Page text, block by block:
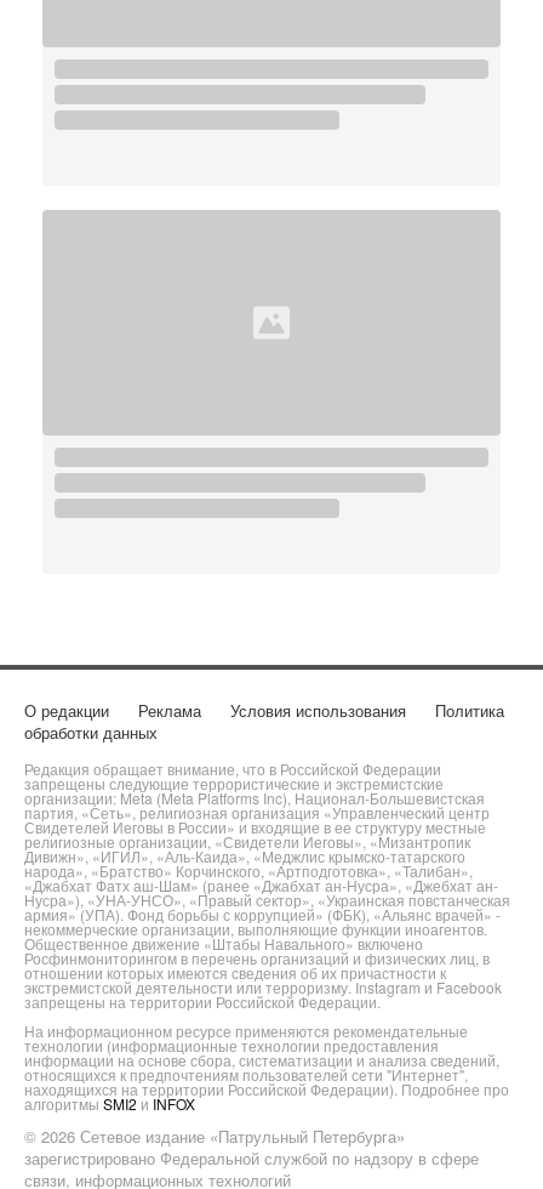
О редакции Реклама Условия использования
Политика
обработки данных
Редакция обращает внимание, что в Российской Федерации
запрещены следующие террористические и экстремистские
организации: Meta (Meta Platforms Inc), Национал-Большевистская
партия, «Сеть», религиозная организация «Управленческий центр
Свидетелей Иеговы в России» и входящие в ее структуру местные
религиозные организации, «Свидетели Иеговы», «Мизантропик
Дивижн», «ИГИЛ», «Аль-Каида», «Меджлис крымско-татарского
народа», «Братство» Корчинского, «Артподготовка», «Талибан»,
«Джабхат Фатх аш-Шам» (ранее «Джабхат ан-Нусра», «Джебхат ан-
Нусра»), «УНА-УНСО», «Правый сектор», «Украинская повстанческая
армия» (УПА). Фонд борьбы с коррупцией» (ФБК), «Альянс врачей» -
некоммерческие организации, выполняющие функции иноагентов.
Общественное движение «Штабы Навального» включено
Росфинмониторингом в перечень организаций и физических лиц, в
отношении которых имеются сведения об их причастности к
экстремистской деятельности или терроризму. Instagram и Facebook
запрещены на территории Российской Федерации.
На информационном ресурсе применяются рекомендательные
технологии (информационные технологии предоставления
информации на основе сбора, систематизации и анализа сведений,
относящихся к предпочтениям пользователей сети "Интернет",
находящихся на территории Российской Федерации). Подробнее про
алгоритмы SMI2 и INFOX
© 2026 Сетевое издание «Патрульный Петербурга»
зарегистрировано Федеральной службой по надзору в сфере
связи, информационных технологий